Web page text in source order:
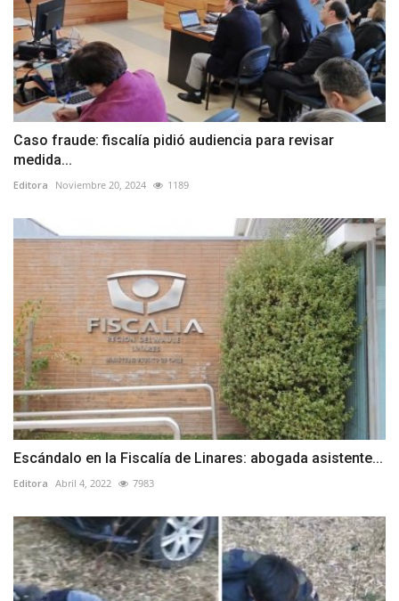
Caso fraude: fiscalía pidió audiencia para revisar
medida...
Editora Noviembre 20, 2024 1189
Escándalo en la Fiscalía de Linares: abogada asistente...
Editora Abril 4, 2022 7983